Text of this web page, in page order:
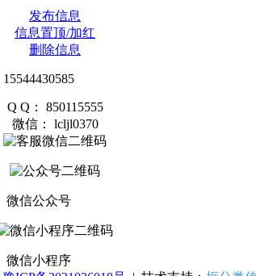
发布信息
信息置顶/加红
删除信息
15544430585
Q Q： 850115555
微信： lcljl0370
微信公众号
微信小程序